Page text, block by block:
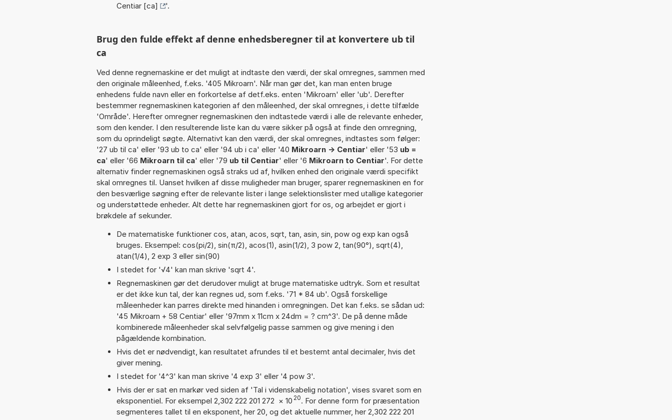
Centiar [ca]
'.
Brug den fulde effekt af denne enhedsberegner til at konvertere ub til
ca
Ved denne regnemaskine er det muligt at indtaste den værdi, der skal omregnes, sammen med
den originale måleenhed, f.eks. '405 Mikroarn'. Når man gør det, kan man enten bruge
enhedens fulde navn eller en forkortelse af detf.eks. enten 'Mikroarn' eller 'ub'. Derefter
bestemmer regnemaskinen kategorien af den måleenhed, der skal omregnes, i dette tilfælde
'Område'. Herefter omregner regnemaskinen den indtastede værdi i alle de relevante enheder,
som den kender. I den resulterende liste kan du være sikker på også at finde den omregning,
som du oprindeligt søgte. Alternativt kan den værdi, der skal omregnes, indtastes som følger:
'27 ub til ca' eller '93 ub to ca' eller '94 ub i ca' eller '40 Mikroarn -> Centiar' eller '53 ub =
ca' eller '66 Mikroarn til ca' eller '79 ub til Centiar' eller '6 Mikroarn to Centiar'. For dette
alternativ finder regnemaskinen også straks ud af, hvilken enhed den originale værdi specifikt
skal omregnes til. Uanset hvilken af disse muligheder man bruger, sparer regnemaskinen en for
den besværlige søgning efter de relevante lister i lange selektionslister med utallige kategorier
og understøttede enheder. Alt dette har regnemaskinen gjort for os, og arbejdet er gjort i
brøkdele af sekunder.
De matematiske funktioner cos, atan, acos, sqrt, tan, asin, sin, pow og exp kan også
bruges. Eksempel: cos(pi/2), sin(π/2), acos(1), asin(1/2), 3 pow 2, tan(90°), sqrt(4),
atan(1/4), 2 exp 3 eller sin(90)
I stedet for '√4' kan man skrive 'sqrt 4'.
Regnemaskinen gør det derudover muligt at bruge matematiske udtryk. Som et resultat
er det ikke kun tal, der kan regnes ud, som f.eks. '71 * 84 ub'. Også forskellige
måleenheder kan parres direkte med hinanden i omregningen. Det kan f.eks. se sådan ud:
'45 Mikroarn + 58 Centiar' eller '97mm x 11cm x 24dm = ? cm^3'. De på denne måde
kombinerede måleenheder skal selvfølgelig passe sammen og give mening i den
pågældende kombination.
Hvis det er nødvendigt, kan resultatet afrundes til et bestemt antal decimaler, hvis det
giver mening.
I stedet for '4^3' kan man skrive '4 exp 3' eller '4 pow 3'.
Hvis der er sat en markør ved siden af 'Tal i videnskabelig notation', vises svaret som en
eksponentiel. For eksempel 2,302 222 201 272 × 10 20. For denne form for præsentation
segmenteres tallet til en eksponent, her 20, og det aktuelle nummer, her 2,302 222 201